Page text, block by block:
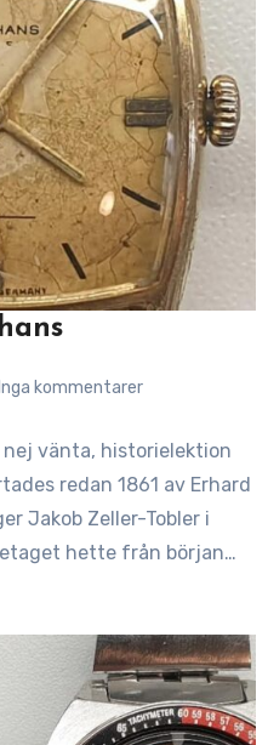
Inga kommentarer
vänta, historielektion
redan 1861 av Erhard
Jakob Zeller-Tobler i
hette från början…